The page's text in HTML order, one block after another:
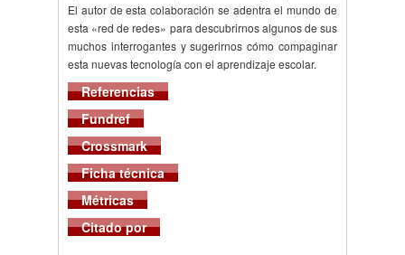
El autor de esta colaboración se adentra el mundo de
esta «red de redes» para descubrirnos algunos de sus
muchos interrogantes y sugerirnos cómo compaginar
esta nuevas tecnología con el aprendizaje escolar.
Referencias
Fundref
Crossmark
Ficha técnica
Métricas
Citado por